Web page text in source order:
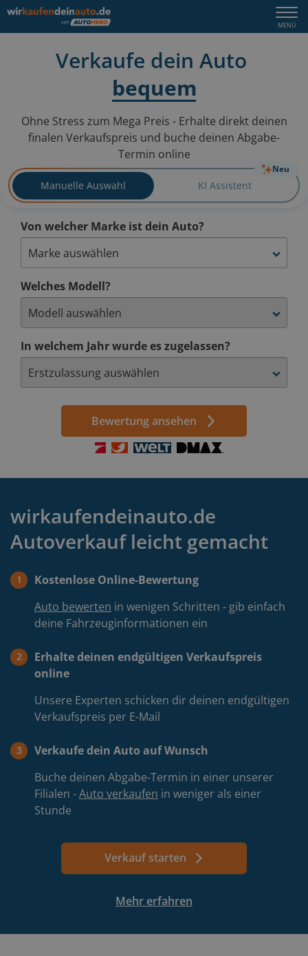
Verkaufe dein Auto
bequem
einfach
Auto
Ohne Stress zum Mega Preis - Erhalte direkt deinen
finalen Verkaufspreis und buche deinen Abgabe-
Termin online
Neu
Manuelle Auswahl KI Assistent
Von welcher Marke ist dein Auto?
Welches Modell?
In welchem Jahr wurde es zugelassen?
Bewertung ansehen
wirkaufendeinauto.de
Autoverkauf leicht gemacht
1
Kostenlose Online-Bewertung
Auto bewerten in wenigen Schritten - gib einfach
deine Fahrzeuginformationen ein
2
Erhalte deinen endgültigen Verkaufspreis
online
Unsere Experten schicken dir deinen endgültigen
Verkaufspreis per E-Mail
3
Verkaufe dein Auto auf Wunsch
Buche deinen Abgabe-Termin in einer unserer
Filialen -Auto verkaufen in weniger als einer
Stunde
Verkauf starten
Mehr erfahren